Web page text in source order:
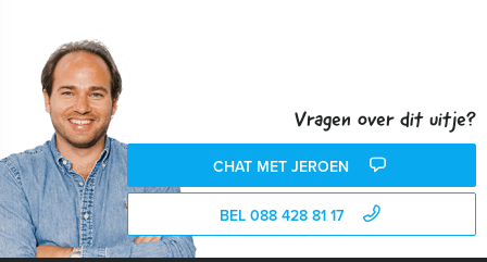
Vragen over dit uitje?
CHAT MET JEROEN
BEL 088 428 81 17